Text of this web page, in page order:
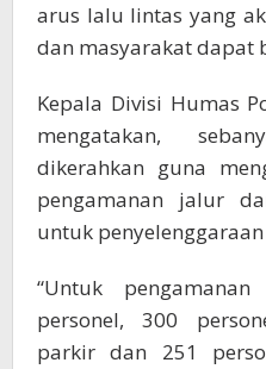
arus lalu lintas yang
dan masyarakat dapat
Kepala Divisi Humas
mengatakan,
dikerahkan guna
pengamanan jalur
untuk penyelenggaraan
“Untuk
personel, 300
parkir dan 251